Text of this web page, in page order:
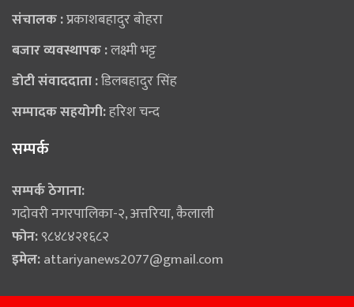
संचालक :प्रकाशबहादुर बोहरा
बजार व्यवस्थापक :लक्ष्मी भट्ट
डोटी संवाददाता :डिलबहादुर सिंह
सम्पादक सहयोगी:हरिश चन्द
सम्पर्क
सम्पर्क ठेगाना:
गदोवरी नगरपालिका-२, अत्तरिया, कैलाली
फोन:९८४८४२१६८२
इमेल:attariyanews2077@gmail.com